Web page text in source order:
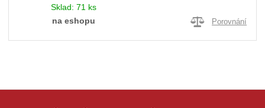
Sklad: 71 ks
na eshopu
Porovnání